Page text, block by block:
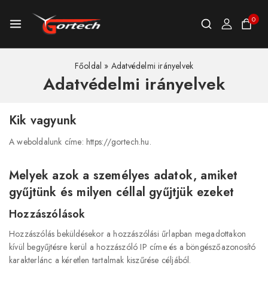
0
Főoldal » Adatvédelmi irányelvek
Adatvédelmi irányelvek
Kik vagyunk
A weboldalunk címe: https://gortech.hu.
Melyek azok a személyes adatok, amiket
gyűjtünk és milyen céllal gyűjtjük ezeket
Hozzászólások
Hozzászólás beküldésekor a hozzászólási űrlapban megadottakon
kívül begyűjtésre kerül a hozzászóló IP címe és a böngészőazonosító
karakterlánc a kéretlen tartalmak kiszűrése céljából.